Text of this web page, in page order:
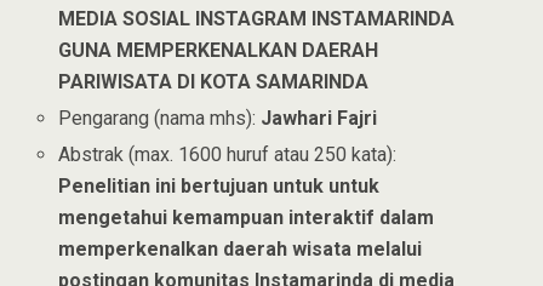
MEDIA SOSIAL INSTAGRAM INSTAMARINDA
GUNA MEMPERKENALKAN DAERAH
PARIWISATA DI KOTA SAMARINDA
Pengarang (nama mhs): Jawhari Fajri
Abstrak (max. 1600 huruf atau 250 kata):
Penelitian ini bertujuan untuk untuk
mengetahui kemampuan interaktif dalam
memperkenalkan daerah wisata melalui
postingan komunitas Instamarinda di media